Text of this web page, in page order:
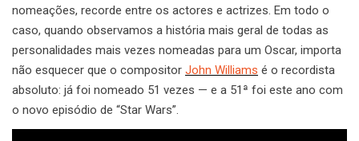
nomeações, recorde entre os actores e actrizes. Em todo o
caso, quando observamos a história mais geral de todas as
personalidades mais vezes nomeadas para um Oscar, importa
não esquecer que o compositor John Williams é o recordista
absoluto: já foi nomeado 51 vezes — e a 51ª foi este ano com
o novo episódio de “Star Wars”.